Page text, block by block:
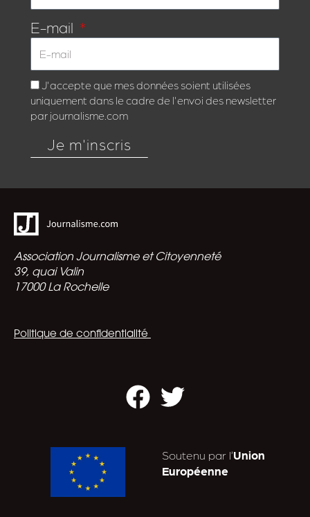
E-mail
J'accepte que mes données soient utilisées
uniquement dans le cadre de l'envoi des newsletter
par journalisme.com
Je m'inscris
Association Journalisme et Citoyenneté
39, quai Valin
17000 La Rochelle
Politique de confidentialité
Facebook
Twitter
Soutenu par l’Union
Européenne